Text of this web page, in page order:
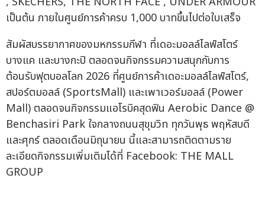
เป็นต้น ภายในศูนย์การค้าครบ 1,000 บาทขึ้นไปต่อใบเสร็จ
สัมผัสบรรยากาศของมหกรรมกีฬา ที่เดอะมอลล์ไลฟ์สโตร์
บางแค และบางกะปิ ตลอดจนกิจกรรมความสนุกกับการ
ต้อนรับฟุตบอลโลก 2026 ที่ศูนย์การค้าเดอะมอลล์ไลฟ์สโตร์,
สปอร์ตมอลล์ (SportsMall) และเพาเวอร์มอลล์ (Power
Mall) ตลอดจนกิจกรรมแอโรบิคสุดฟิน Aerobic Dance @
Benchasiri Park ใจกลางถนนสุขุมวิท ทุกวันพุธ พฤหัสบดี
และศุกร์ ตลอดเดือนมิถุนายน นี้และสามารถติดตามราย
ละเอียดกิจกรรมเพิ่มเติมได้ที่ Facebook: THE MALL
GROUP